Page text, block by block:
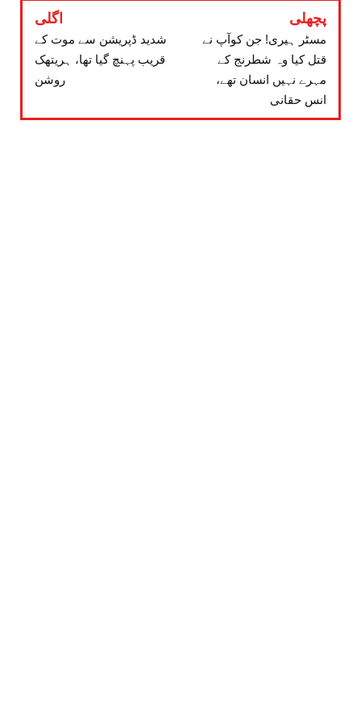
پچھلی
مسٹر ہیری! جن کوآپ نے
قتل کیا وہ شطرنج کے
مہرے نہیں انسان تھے،
انس حقانی
اگلی
شدید ڈپریشن سے موت کے
قریب پہنچ گیا تھا، ہریتھک
روشن